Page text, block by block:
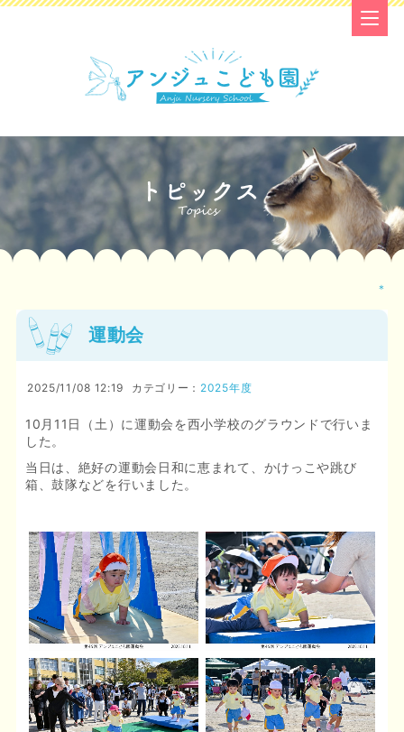
＊
運動会
2025/11/08 12:19 カテゴリー： 2025年度
10月11日（土）に運動会を西小学校のグラウンドで行いま
した。
当日は、絶好の運動会日和に恵まれて、かけっこや跳び
箱、鼓隊などを行いました。